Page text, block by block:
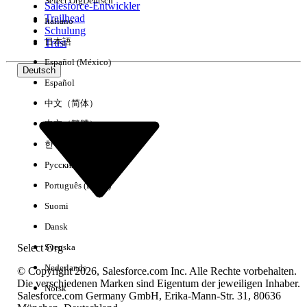
Erfahrung
Keine Ergebnisse
Salesforce-Entwickler
Trailhead
Schulung
Trust
Deutsch
Select Org
Italiano
日本語
Español (México)
Español
中文（简体）
中文（繁體）
한국어
Русский
Português (Brasil)
Suomi
Dansk
Svenska
Nederlands
Norsk
© Copyright 2026, Salesforce.com Inc. Alle Rechte vorbehalten.
Die verschiedenen Marken sind Eigentum der jeweiligen Inhaber.
Salesforce.com Germany GmbH, Erika-Mann-Str. 31, 80636